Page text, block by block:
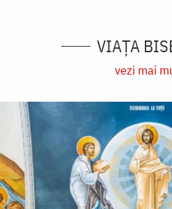
VIAȚA
vezi mai